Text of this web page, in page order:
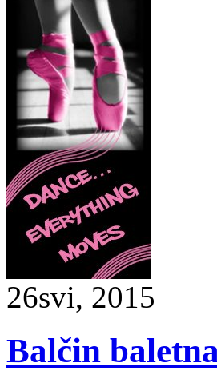
26svi, 2015
Balčin